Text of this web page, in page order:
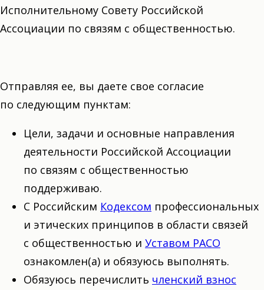
Исполнительному Совету Российской
Ассоциации по связям с общественностью.
Отправляя ее, вы даете свое согласие
по следующим пунктам:
Цели, задачи и основные направления
деятельности Российской Ассоциации
по связям с общественностью
поддерживаю.
С Российским Кодексом профессиональных
и этических принципов в области связей
с общественностью и Уставом РАСО
ознакомлен(а) и обязуюсь выполнять.
Обязуюсь перечислить членский взнос